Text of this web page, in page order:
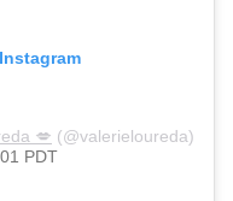
💋 (@valerieloureda)
PDT